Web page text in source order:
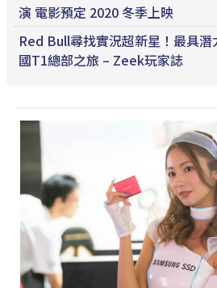
演 電影預定 2020 冬季上映
Red Bull尋找實況超新星！最具
國T1總部之旅 – Zeek玩家誌